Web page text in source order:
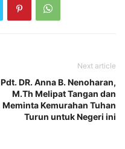
Next article
Pdt. DR. Anna B. Nenoharan,
M.Th Melipat Tangan dan
Meminta Kemurahan Tuhan
Turun untuk Negeri ini